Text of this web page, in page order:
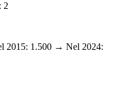
2
2015: 1.500 → Nel 2024: